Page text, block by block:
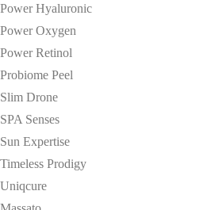
Power Hyaluronic
Power Oxygen
Power Retinol
Probiome Peel
Slim Drone
SPA Senses
Sun Expertise
Timeless Prodigy
Uniqcure